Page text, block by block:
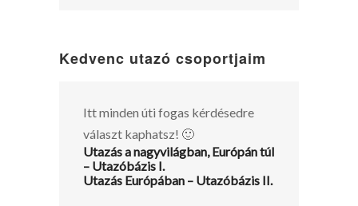
Kedvenc utazó csoportjaim
Itt minden úti fogas kérdésedre
választ kaphatsz! 🙂
Utazás a nagyvilágban, Európán túl
– Utazóbázis I.
Utazás Európában – Utazóbázis II.